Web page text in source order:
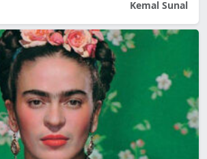
Kemal Sunal